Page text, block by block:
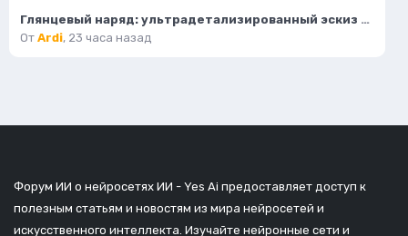
Глянцевый наряд: ультрадетализированный эскиз моды и гламура в стиле пастель. Картинка из нейронной сети Flux Ai
От Ardi, 23 часа назад
Форум ИИ о нейросетях ИИ - Yes Ai предоставляет доступ к
полезным статьям и новостям из мира нейросетей и
искусственного интеллекта. Изучайте нейронные сети и